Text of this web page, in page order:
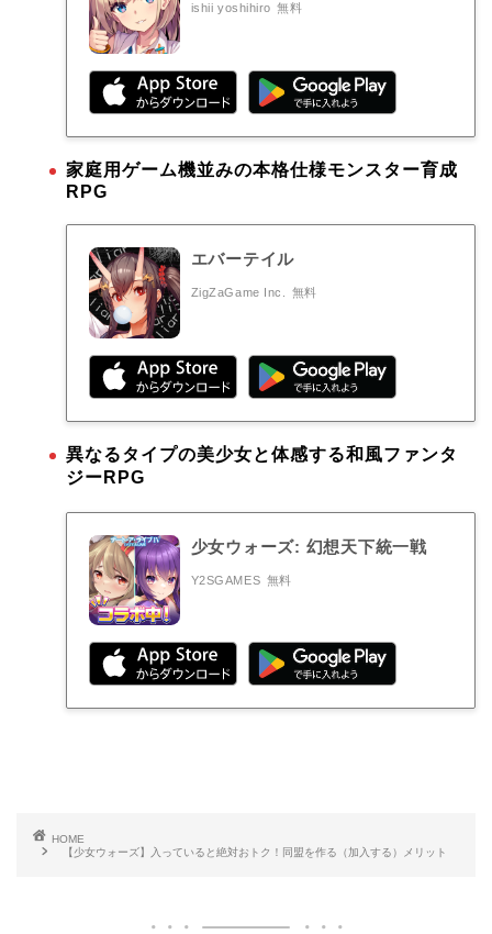
ishii yoshihiro 無料
家庭用ゲーム機並みの本格仕様モンスター育成
RPG
エバーテイル
ZigZaGame Inc. 無料
異なるタイプの美少女と体感する和風ファンタ
ジーRPG
少女ウォーズ: 幻想天下統一戦
Y2SGAMES 無料
HOME
【少女ウォーズ】入っていると絶対おトク！同盟を作る（加入する）メリット